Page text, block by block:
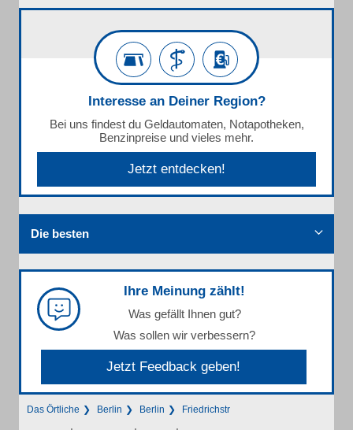
Interesse an Deiner Region?
Bei uns findest du Geldautomaten, Notapotheken,
Benzinpreise und vieles mehr.
Jetzt entdecken!
Die besten
Ihre Meinung zählt!
Was gefällt Ihnen gut?
Was sollen wir verbessern?
Jetzt Feedback geben!
Das Örtliche Berlin Berlin Friedrichstr